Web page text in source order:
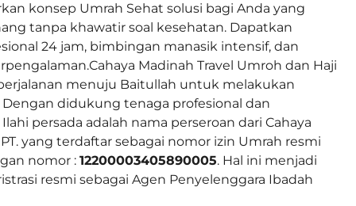
konsep Umrah Sehat solusi bagi Anda yang
tanpa khawatir soal kesehatan. Dapatkan
24 jam, bimbingan manasik intensif, dan
Madinah Travel Umroh dan Haji
menuju Baitullah untuk melakukan
didukung tenaga profesional dan
persada adalah nama perseroan dari Cahaya
yang terdaftar sebagai nomor izin Umrah resmi
nomor : 12200003405890005. Hal ini menjadi
resmi sebagai Agen Penyelenggara Ibadah